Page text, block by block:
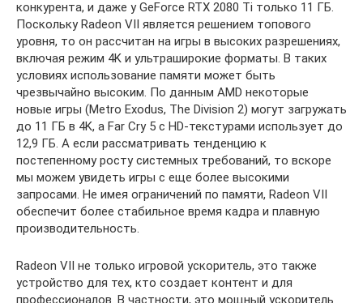
конкурента, и даже у GeForce RTX 2080 Ti только 11 ГБ.
Поскольку Radeon VII является решением топового
уровня, то он рассчитан на игры в высоких разрешениях,
включая режим 4K и ультраширокие форматы. В таких
условиях использование памяти может быть
чрезвычайно высоким. По данным AMD некоторые
новые игры (Metro Exodus, The Division 2) могут загружать
до 11 ГБ в 4K, а Far Cry 5 с HD-текстурами использует до
12,9 ГБ. А если рассматривать тенденцию к
постепенному росту системных требований, то вскоре
мы можем увидеть игры с еще более высокими
запросами. Не имея ограничений по памяти, Radeon VII
обеспечит более стабильное время кадра и плавную
производительность.
Radeon VII не только игровой ускоритель, это также
устройство для тех, кто создает контент и для
профессионалов. В частности, это мощный ускоритель